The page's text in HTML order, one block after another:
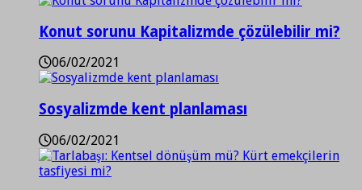
Konut sorunu Kapitalizmde çözülebilir mi?
06/02/2021
Sosyalizmde kent planlaması
06/02/2021